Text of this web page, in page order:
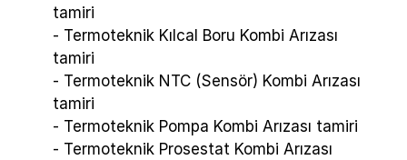
tamiri
- Termoteknik Kılcal Boru Kombi Arızası
tamiri
- Termoteknik NTC (Sensör) Kombi Arızası
tamiri
- Termoteknik Pompa Kombi Arızası tamiri
- Termoteknik Prosestat Kombi Arızası